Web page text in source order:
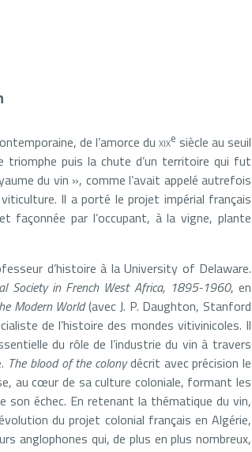
de l’amorce du xixe siècle au seuil
triomphe puis la chute d’un territoire qui fut
du vin », comme l’avait appelé autrefois
Il a porté le projet impérial français
façonnée par l’occupant, à la vigne, plante
d’histoire à la University of Delaware.
Society in French West Africa, 1895-1960, en
Modern World(avec J. P. Daughton, Stanford
de l’histoire des mondes vitivinicoles. Il
du rôle de l’industrie du vin à travers
The blood of the colonydécrit avec précision le
au cœur de sa culture coloniale, formant les
échec. En retenant la thématique du vin,
du projet colonial français en Algérie,
anglophones qui, de plus en plus nombreux,